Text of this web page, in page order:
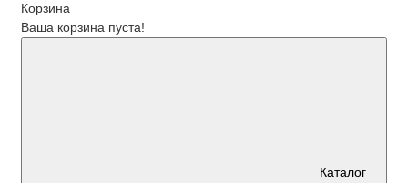
Корзина
Ваша корзина пуста!
Каталог